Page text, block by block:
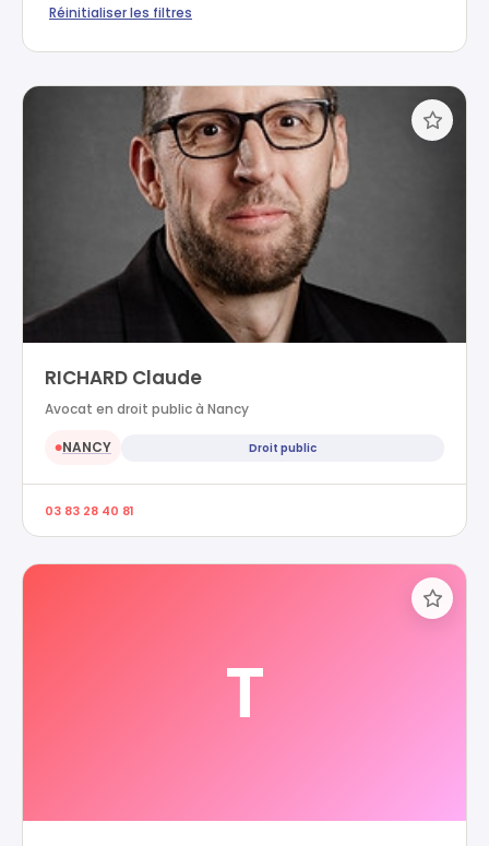
Réinitialiser les filtres
RICHARD Claude
Avocat en droit public à Nancy
●NANCY Droit public
03 83 28 40 81
T